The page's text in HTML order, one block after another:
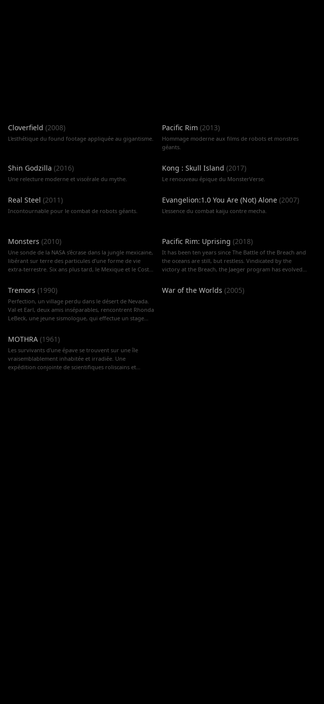
Cloverfield (2008)
L'esthétique du found footage appliquée au gigantisme.
Pacific Rim (2013)
Hommage moderne aux films de robots et monstres
géants.
Shin Godzilla (2016)
Une relecture moderne et viscérale du mythe.
Kong : Skull Island (2017)
Le renouveau épique du MonsterVerse.
Real Steel (2011 )
Incontournable pour le combat de robots géants.
Evangelion:1.0 You Are (Not) Alone (2007)
L'essence du combat kaiju contre mecha.
Monsters (2010)
Une sonde de la NASA s’écrase dans la jungle mexicaine,
libérant sur terre des particules d’une forme de vie
extra-terrestre. Six ans plus tard, le Mexique et le Costa-
les populations locales, mises en quarantaine et
peuplées de créatures monstrueuses. Un photographe
est chargé d’escorter une jeune femme à travers cette
zone dévastée. Seuls sur la route, ils vont tenter de
rejoindre la frontière américaine...
Pacific Rim: Uprising (2018)
It has been ten years since The Battle of the Breach and
the oceans are still, but restless. Vindicated by the
victory at the Breach, the Jaeger program has evolved
history. The PPDC now calls upon the best and
brightest to rise up and become the next generation of
Tremors (1990)
Perfection, un village perdu dans le désert de Nevada.
Val et Earl, deux amis inséparables, rencontrent Rhonda
LeBeck, une jeune sismologue, qui effectue un stage
enregistré des variations inexplicables. Quelque temps
plus tard, Val et Earl retrouvent le corps sans vie de
Fred, un éleveur de moutons, au sommet d'un pylône.
Les bêtes, quant à elles, ont été sauvagement éventrées.
Les événements tragiques se succèdent. Plusieurs
War of the Worlds (2005)
MOTHRA (1961 )
Les survivants d'une épave se trouvent sur une île
vraisemblablement inhabitée et irradiée. Une
expédition conjointe de scientifiques roliscains et